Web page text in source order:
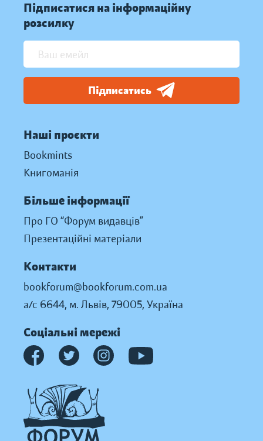
Підписатися на інформаційну
розсилку
Підписатись
Наші проєкти
Bookmints
Книгоманія
Більше інформації
Про ГО “Форум видавців”
Презентаційні матеріали
Контакти
bookforum@bookforum.com.ua
а/с 6644, м. Львів, 79005, Україна
Соціальні мережі